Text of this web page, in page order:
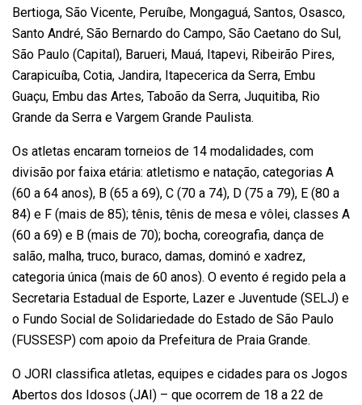
Bertioga, São Vicente, Peruíbe, Mongaguá, Santos, Osasco,
Santo André, São Bernardo do Campo, São Caetano do Sul,
São Paulo (Capital), Barueri, Mauá, Itapevi, Ribeirão Pires,
Carapicuíba, Cotia, Jandira, Itapecerica da Serra, Embu
Guaçu, Embu das Artes, Taboão da Serra, Juquitiba, Rio
Grande da Serra e Vargem Grande Paulista.
Os atletas encaram torneios de 14 modalidades, com
divisão por faixa etária: atletismo e natação, categorias A
(60 a 64 anos), B (65 a 69), C (70 a 74), D (75 a 79), E (80 a
84) e F (mais de 85); tênis, tênis de mesa e vôlei, classes A
(60 a 69) e B (mais de 70); bocha, coreografia, dança de
salão, malha, truco, buraco, damas, dominó e xadrez,
categoria única (mais de 60 anos). O evento é regido pela a
Secretaria Estadual de Esporte, Lazer e Juventude (SELJ) e
o Fundo Social de Solidariedade do Estado de São Paulo
(FUSSESP) com apoio da Prefeitura de Praia Grande.
O JORI classifica atletas, equipes e cidades para os Jogos
Abertos dos Idosos (JAI) – que ocorrem de 18 a 22 de